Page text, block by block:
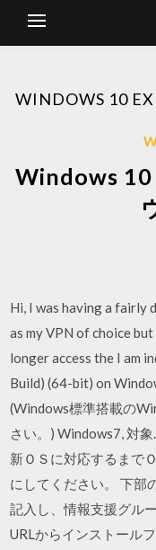
WINDOWS 10
Windows 10
Hi, I was having a fairly
as my VPN of choice
longer access the I am
Build) (64-bit) on
(Windows標準搭載の
さい。) Windows7, 対
新ＯＳに対応するまで
にしてください。 下部
記入し、情報支援グル
URLからインストール